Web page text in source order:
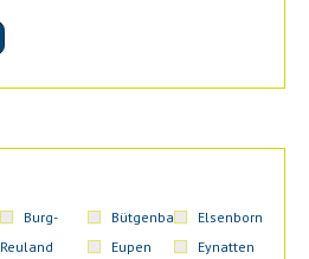
Burg-
Reuland
Bütgenbach
Elsenborn
Eupen
Eynatten